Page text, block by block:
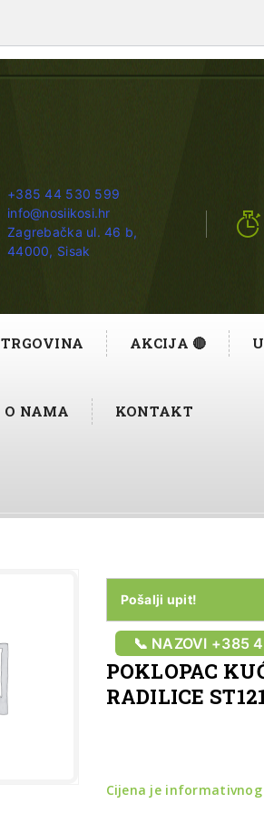
+385 44 530 599
info@nosiikosi.hr
Zagrebačka ul. 46 b,
44000, Sisak
TRGOVINA AKCIJA 🔴
O NAMA KONTAKT
Pošalji upit!
📞 NAZOVI +385
POKLOPAC
RADILICE
Cijena je